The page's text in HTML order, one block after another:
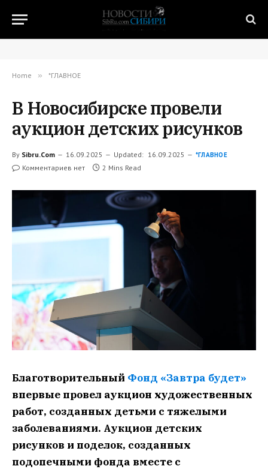
Home » *ГЛАВНОЕ
В Новосибирске провели
аукцион детских рисунков
By Sibru.Com 16.09.2025 Updated: 16.09.2025 *ГЛАВНОЕ
Комментариев нет 2 Mins Read
Благотворительный Фонд «Завтра будет»
впервые провел аукцион художественных
работ, созданных детьми с тяжелыми
заболеваниями. Аукцион детских
рисунков и поделок, созданных
подопечными фонда вместе с